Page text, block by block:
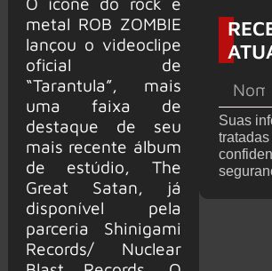
metal ROB ZOMBIE
lançou o videoclipe
oficial de
“Tarantula”, mais
uma faixa de
destaque de seu
mais recente álbum
de estúdio, The
Great Satan, já
disponível pela
parceria Shinigami
Records/ Nuclear
Suas